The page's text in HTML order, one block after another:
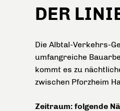
DER
Die Albtal-Verkehrs-
umfangreiche
kommt es zu
zwischen Pforzheim
Zeitraum: folgende